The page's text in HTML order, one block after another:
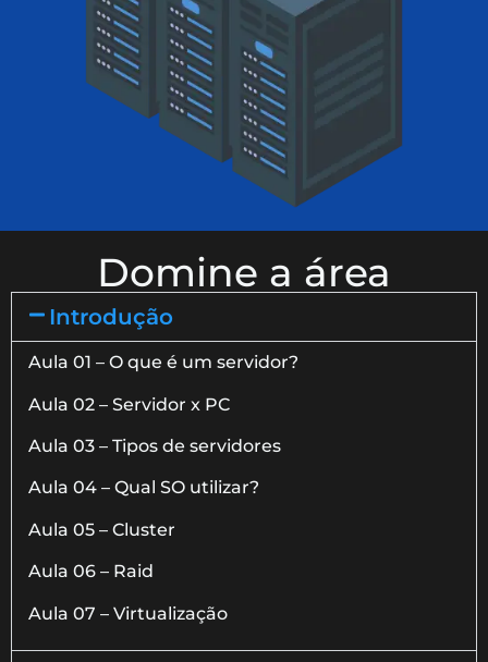
Domine a área
Introdução
Aula 01 – O que é um servidor?
Aula 02 – Servidor x PC
Aula 03 – Tipos de servidores
Aula 04 – Qual SO utilizar?
Aula 05 – Cluster
Aula 06 – Raid
Aula 07 – Virtualização